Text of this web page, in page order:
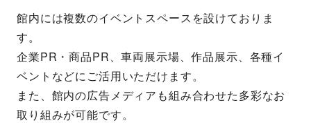
館内には複数のイベントスペースを設けておりま
す。
企業PR・商品PR、車両展示場、作品展示、各種イ
ベントなどにご活用いただけます。
また、館内の広告メディアも組み合わせた多彩なお
取り組みが可能です。